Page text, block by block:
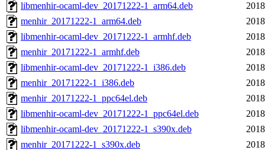
libmenhir-ocaml-dev_20171222-1_arm64.deb
menhir_20171222-1_arm64.deb
libmenhir-ocaml-dev_20171222-1_armhf.deb
menhir_20171222-1_armhf.deb
libmenhir-ocaml-dev_20171222-1_i386.deb
menhir_20171222-1_i386.deb
menhir_20171222-1_ppc64el.deb
libmenhir-ocaml-dev_20171222-1_ppc64el.deb
libmenhir-ocaml-dev_20171222-1_s390x.deb
menhir_20171222-1_s390x.deb